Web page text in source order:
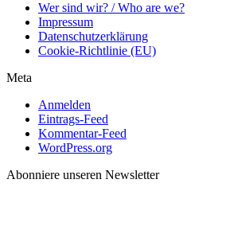
Wer sind wir? / Who are we?
Impressum
Datenschutzerklärung
Cookie-Richtlinie (EU)
Meta
Anmelden
Eintrags-Feed
Kommentar-Feed
WordPress.org
Abonniere unseren Newsletter